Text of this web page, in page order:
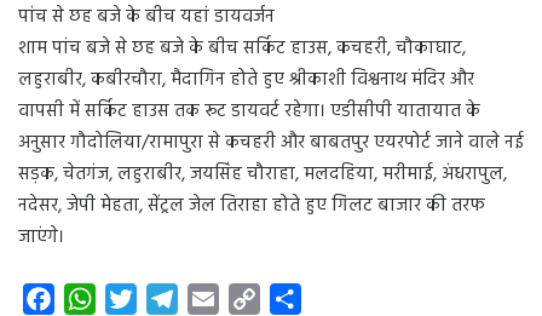
पांच से छह बजे के बीच यहां डायवर्जन
शाम पांच बजे से छह बजे के बीच सर्किट हाउस, कचहरी, चौकाघाट,
लहुराबीर, कबीरचौरा, मैदागिन होते हुए श्रीकाशी विश्वनाथ मंदिर और
वापसी में सर्किट हाउस तक रूट डायवर्ट रहेगा। एडीसीपी यातायात के
अनुसार गौदोलिया/रामापुरा से कचहरी और बाबतपुर एयरपोर्ट जाने वाले नई
सड़क, चेतगंज, लहुराबीर, जयसिंह चौराहा, मलदहिया, मरीमाई, अंधरापुल,
नदेसर, जेपी मेहता, सेंट्रल जेल तिराहा होते हुए गिलट बाजार की तरफ
जाएंगे।
W